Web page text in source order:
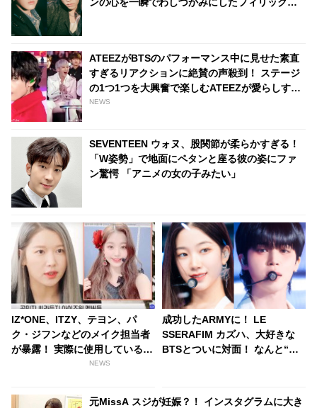
ンの心を一瞬でわしづかみにしたフィリックス
ATEEZがBTSのパフォーマンス中に見せた素直
すぎるリアクションに絶賛の声殺到！ ステージ
の1つ1つを大興奮で楽しむATEEZが愛らしすぎ
ると話題に
NEWS
SEVENTEEN ウォヌ、股関節が柔らかすぎる！
「W姿勢」で地面にペタンと座る彼の姿にファ
ン驚愕 「アニメの女の子みたい」
IZ*ONE、ITZY、テヨン、パ
ク・ジフンなどのメイク担当者
が暴露！ 実際に使用している化
粧品を公開 [動画あり]
NEWS
成功したARMYに！ LE
SSERAFIM カズハ、大好きな
BTSとついに対面！ なんと“推
元MissA スジが妊娠？！ インスタグラムに大き